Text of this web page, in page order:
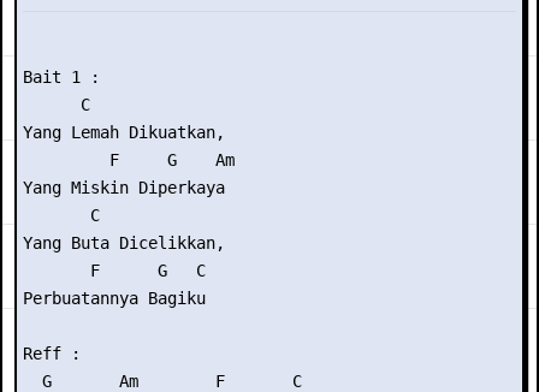
Bait 1 :
      C
Yang Lemah Dikuatkan,
         F     G    Am
Yang Miskin Diperkaya
       C
Yang Buta Dicelikkan,
       F      G   C
Perbuatannya Bagiku
Reff :
  G       Am        F       C